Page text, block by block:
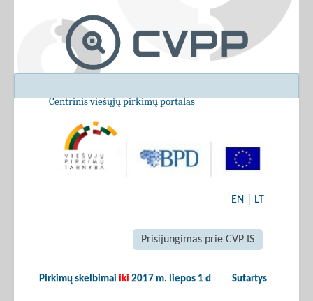
Centrinis viešųjų pirkimų portalas
EN LT
Prisijungimas prie CVP IS
Pirkimų skelbimai iki 2017 m. liepos 1 d Sutartys